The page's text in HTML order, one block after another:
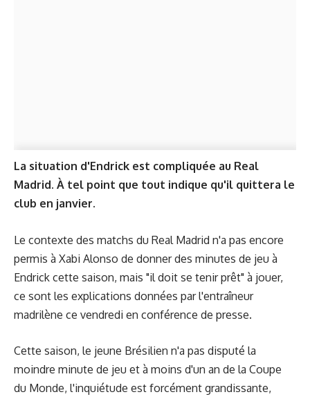
La situation d'Endrick est compliquée au Real
Madrid. À tel point que tout indique qu'il quittera le
club en janvier.
Le contexte des matchs du Real Madrid n'a pas encore
permis à Xabi Alonso de donner des minutes de jeu à
Endrick cette saison, mais "il doit se tenir prêt" à jouer,
ce sont les explications données par l'entraîneur
madrilène ce vendredi en conférence de presse.
Cette saison, le jeune Brésilien n'a pas disputé la
moindre minute de jeu et à moins d'un an de la Coupe
du Monde, l'inquiétude est forcément grandissante,